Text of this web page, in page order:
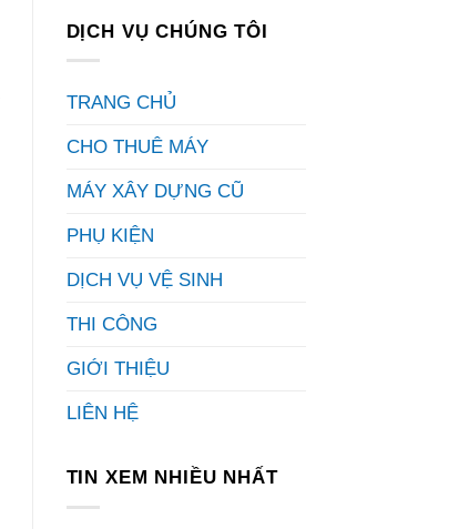
DỊCH VỤ CHÚNG TÔI
TRANG CHỦ
CHO THUÊ MÁY
MÁY XÂY DỰNG CŨ
PHỤ KIỆN
DỊCH VỤ VỆ SINH
THI CÔNG
GIỚI THIỆU
LIÊN HỆ
TIN XEM NHIỀU NHẤT